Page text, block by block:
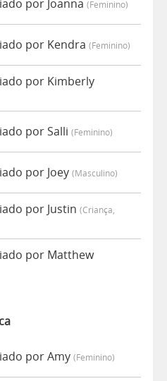
por Joanna (feminino)
por Kendra (feminino)
por Kimberly
por Salli (feminino)
por Joey (masculino)
por Justin (criança,
por Matthew
por Amy (feminino)